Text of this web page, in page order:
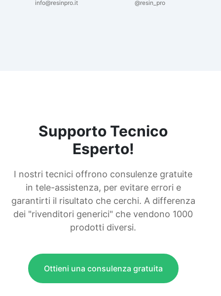
bicomponente Malta epossidica Colla
info@resinpro.it @resin_pro
Supporto Tecnico
Esperto!
I nostri tecnici offrono consulenze gratuite
in tele-assistenza, per evitare errori e
garantirti il risultato che cerchi. A differenza
dei "rivenditori generici" che vendono 1000
prodotti diversi.
Ottieni una consulenza gratuita